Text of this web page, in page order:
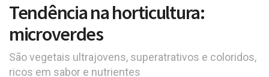
Tendência na horticultura:
microverdes
São vegetais ultrajovens, superatrativos e coloridos,
ricos em sabor e nutrientes